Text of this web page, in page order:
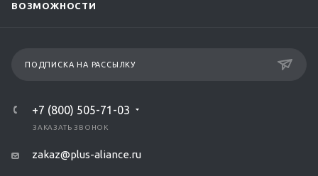
ВОЗМОЖНОСТИ
ПОДПИСКА НА РАССЫЛКУ
+7 (800) 505-71-03
ЗАКАЗАТЬ ЗВОНОК
zakaz@plus-aliance.ru